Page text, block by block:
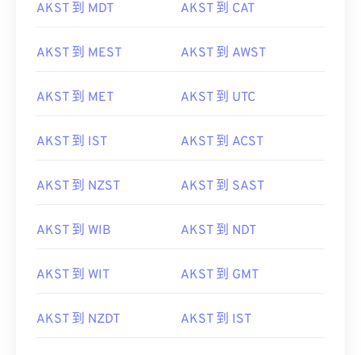
AKST 到 MDT AKST 到 CAT
AKST 到 MEST AKST 到 AWST
AKST 到 MET AKST 到 UTC
AKST 到 IST AKST 到 ACST
AKST 到 NZST AKST 到 SAST
AKST 到 WIB AKST 到 NDT
AKST 到 WIT AKST 到 GMT
AKST 到 NZDT AKST 到 IST